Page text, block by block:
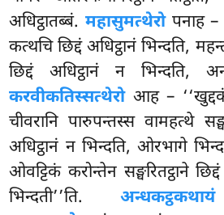
अधिट्ठातब्बं. महासुमत्थेरोपनाह –
कत्थचि छिद्दं अधिट्ठानं भिन्दति,
छिद्दं अधिट्ठानं न भिन्दति,
करवीकतिस्सत्थेरोआह –
चीवरानि पारुपन्तस्स वामहत्थे
अधिट्ठानं न भिन्दति, ओरभागे
ओवट्टिकं करोन्तेन सङ्घरितट्ठाने
भिन्दती’’ति.अन्धकट्ठकथायं